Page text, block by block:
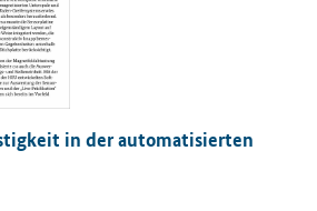
in der automatisierten